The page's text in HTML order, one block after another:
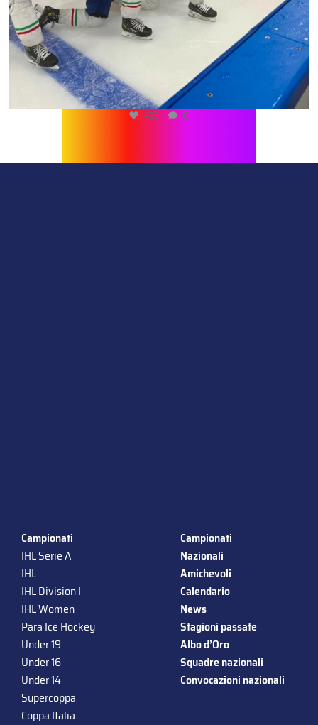
432 0
Campionati
IHL Serie A
IHL
IHL Division I
IHL Women
Para Ice Hockey
Under 19
Under 16
Under 14
Supercoppa
Coppa Italia
Campionati
Nazionali
Amichevoli
Calendario
News
Stagioni passate
Albo d’Oro
Squadre nazionali
Convocazioni nazionali